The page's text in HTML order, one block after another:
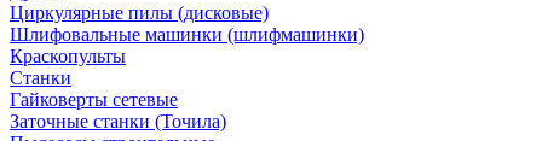
Циркулярные пилы (дисковые)
Шлифовальные машинки (шлифмашинки)
Краскопульты
Станки
Гайковерты сетевые
Заточные станки (Точила)